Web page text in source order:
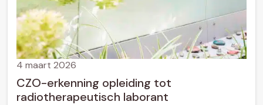
CZO-erkenning opleiding tot
radiotherapeutisch laborant
4 maart 2026